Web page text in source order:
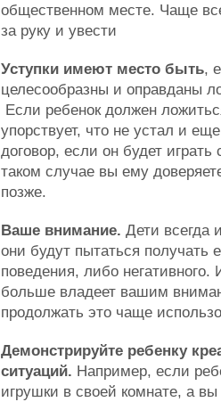
общественном месте. Чаще
за руку и увести
Уступки имеют место быть,
целесообразны и оправданы
Если ребенок должен
упорствует, что не устал и
договор, если он будет играть
таком случае вы ему
позже.
Ваше внимание. Дети всегда
они будут пытаться получать
поведения, либо
больше владеет вашим
продолжать это чаще
Демонстрируйте ребенку
ситуаций. Например, если
игрушки в своей комнате, а